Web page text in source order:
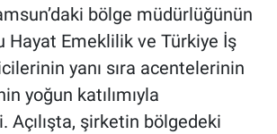
bölge müdürlüğünün
Hayat Emeklilik ve Türkiye İş
yanı sıra acentelerinin
yoğun katılımıyla
Açılışta, şirketin bölgedeki